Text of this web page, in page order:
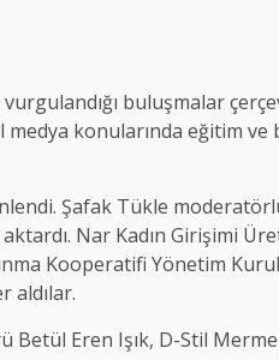
buluşmalar
konularında eğitim ve
Şafak Tükle
Nar Kadın Girişimi
Kooperatifi Yönetim
aldılar.
Eren Işık, D-Stil